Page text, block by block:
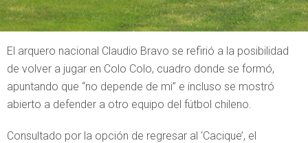
El arquero nacional Claudio Bravo se refirió a la posibilidad
de volver a jugar en Colo Colo, cuadro donde se formó,
apuntando que “no depende de mi” e incluso se mostró
abierto a defender a otro equipo del fútbol chileno.
Consultado por la opción de regresar al ‘Cacique’, el